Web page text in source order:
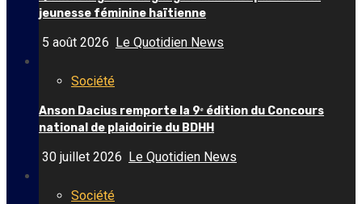
jeunesse féminine haïtienne
5 août 2026 Le Quotidien News
Société
Anson Dacius remporte la 9ᵉ édition du Concours
national de plaidoirie du BDHH
30 juillet 2026 Le Quotidien News
Société